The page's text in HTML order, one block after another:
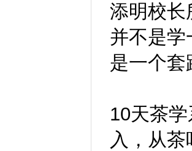
添明校长
并不是学
是一个套
10天茶
入，从